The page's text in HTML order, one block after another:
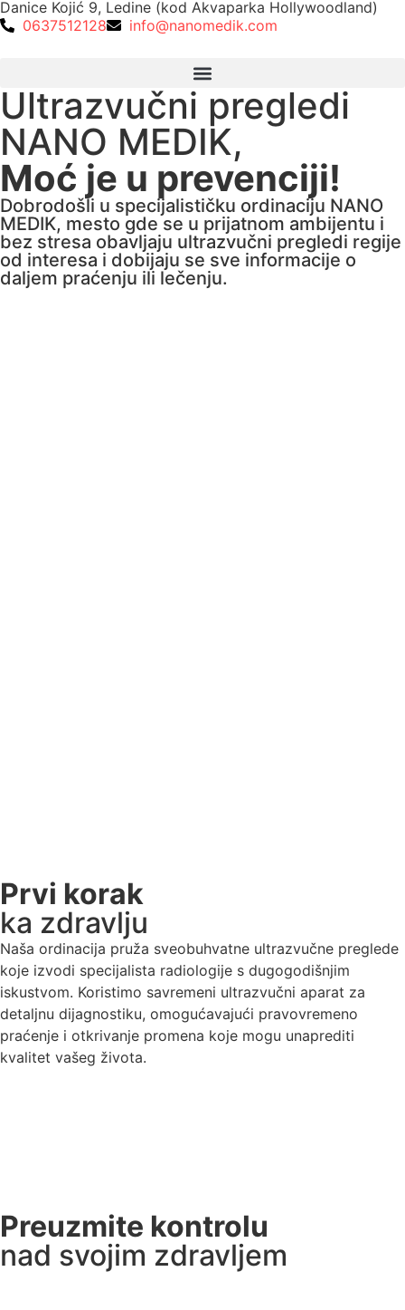
Danice Kojić 9, Ledine (kod Akvaparka Hollywoodland)
0637512128
info@nanomedik.com
Ultrazvučni pregledi
NANO MEDIK,
Moć je u prevenciji!
Dobrodošli u specijalističku ordinaciju NANO
MEDIK, mesto gde se u prijatnom ambijentu i
bez stresa obavljaju ultrazvučni pregledi regije
od interesa i dobijaju se sve informacije o
daljem praćenju ili lečenju.
Prvi korak
ka zdravlju
Naša ordinacija pruža sveobuhvatne ultrazvučne preglede
koje izvodi specijalista radiologije s dugogodišnjim
iskustvom. Koristimo savremeni ultrazvučni aparat za
detaljnu dijagnostiku, omogućavajući pravovremeno
praćenje i otkrivanje promena koje mogu unaprediti
kvalitet vašeg života.
Preuzmite kontrolu
nad svojim zdravljem